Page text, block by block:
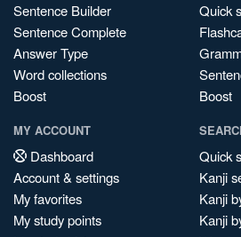
Sentence Builder
Sentence Complete
Answer Type
Word collections
Boost
Quick
Boost
MY ACCOUNT
Dashboard
Account & settings
My favorites
My study points
Quick
Kanji
Kanji
Kanji